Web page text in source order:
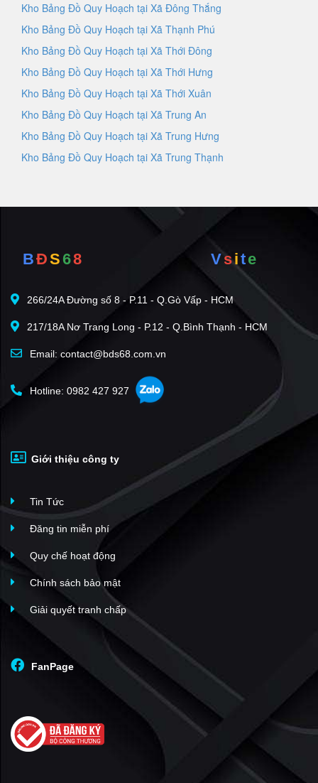
Kho Bảng Đồ Quy Hoạch tại Xã Đông Thắng
Kho Bảng Đồ Quy Hoạch tại Xã Thạnh Phú
Kho Bảng Đồ Quy Hoạch tại Xã Thới Đông
Kho Bảng Đồ Quy Hoạch tại Xã Thới Hưng
Kho Bảng Đồ Quy Hoạch tại Xã Thới Xuân
Kho Bảng Đồ Quy Hoạch tại Xã Trung An
Kho Bảng Đồ Quy Hoạch tại Xã Trung Hưng
Kho Bảng Đồ Quy Hoạch tại Xã Trung Thạnh
BĐS68 Vsite
266/24A Đường số 8 - P.11 - Q.Gò Vấp - HCM
217/18A Nơ Trang Long - P.12 - Q.Bình Thạnh - HCM
Email: contact@bds68.com.vn
Hotline: 0982 427 927
Giới thiệu công ty
Tin Tức
Đăng tin miễn phí
Quy chế hoạt động
Chính sách bảo mật
Giải quyết tranh chấp
FanPage